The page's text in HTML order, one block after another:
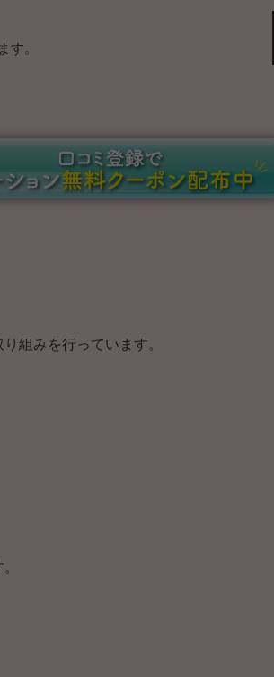
。
組みを行っています。